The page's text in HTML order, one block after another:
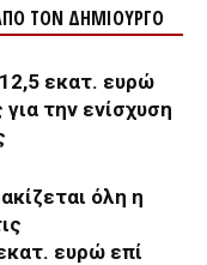
ΤΟΝ ΔΗΜΙΟΥΡΓΟ
εκατ. ευρώ
την ενίσχυση
όλη η
ευρώ επί